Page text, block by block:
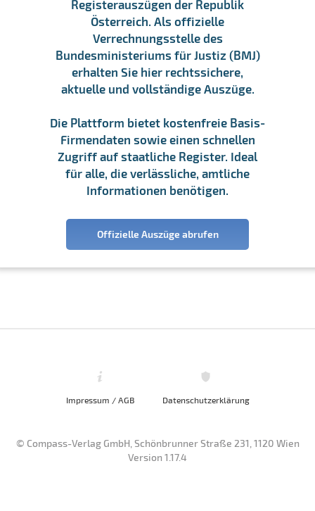
Registerauszügen der Republik
Österreich. Als offizielle
Verrechnungsstelle des
Bundesministeriums für Justiz (BMJ)
erhalten Sie hier rechtssichere,
aktuelle und vollständige Auszüge.
Die Plattform bietet kostenfreie Basis-
Firmendaten sowie einen schnellen
Zugriff auf staatliche Register. Ideal
für alle, die verlässliche, amtliche
Informationen benötigen.
Offizielle Auszüge abrufen
Impressum / AGB Datenschutzerklärung
© Compass-Verlag GmbH, Schönbrunner Straße 231, 1120 Wien
Version 1.17.4